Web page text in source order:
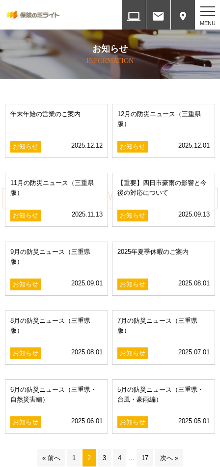
ホーム
HOME
各種方針
取扱保険会社と権限
提携ネットワーク
お知らせ
INFORMATION
年末年始の営業のご案内
お知らせ 2025.12.12
12月の防災ニュース（三重県
版）
お知らせ 2025.12.01
11月の防災ニュース（三重県
版）
お知らせ 2025.11.13
【重要】四日市豪雨の影響と今
後の対応について
お知らせ 2025.09.13
​9月の防災ニュース（三重県
版）​
お知らせ 2025.09.01
2025年夏季休暇のご案内
お知らせ 2025.08.01
​8月の防災ニュース（三重県
版）
お知らせ 2025.08.01
7月の防災ニュース（三重県
版）
お知らせ 2025.07.01
6月の防災ニュース（三重県・
自然災害編）
お知らせ 2025.06.01
5月の防災ニュース（三重県・
台風・豪雨編）
お知らせ 2025.05.01
« 前へ 1 2 3 4 17 次へ »